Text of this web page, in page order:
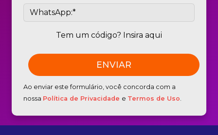
Tem um código? Insira aqui
Ao enviar este formulário, você concorda com a
nossa Política de Privacidade e Termos de Uso.